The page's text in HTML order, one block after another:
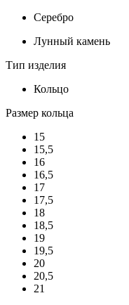
Серебро
Лунный камень
Тип изделия
Кольцо
Размер кольца
15
15,5
16
16,5
17
17,5
18
18,5
19
19,5
20
20,5
21